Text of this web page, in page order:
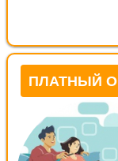
ПЛАТНЫЙ